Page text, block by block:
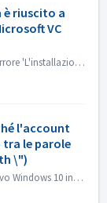
è riuscito a
VC
Se si installa il programma Nero e si verifica l'errore 'L'installazione di Microsoft VC Redist 2015-20xx (x86) non è riuscita', seguire i p...
l'account
tra le parole
\")
Per il PC di alcuni utenti con il sistema operativo Windows 10 installato, l'account utente di Windows con spazio o caratteri speciali può causare probl...